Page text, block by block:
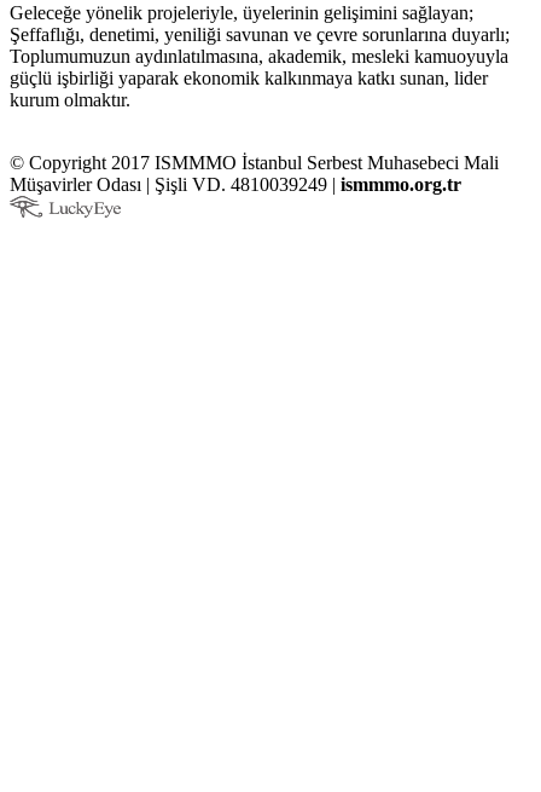
Geleceğe yönelik projeleriyle, üyelerinin gelişimini sağlayan;
Şeffaflığı, denetimi, yeniliği savunan ve çevre sorunlarına duyarlı;
Toplumumuzun aydınlatılmasına, akademik, mesleki kamuoyuyla
güçlü işbirliği yaparak ekonomik kalkınmaya katkı sunan, lider
kurum olmaktır.
© Copyright 2017 ISMMMO İstanbul Serbest Muhasebeci Mali
Müşavirler Odası | Şişli VD. 4810039249 | ismmmo.org.tr